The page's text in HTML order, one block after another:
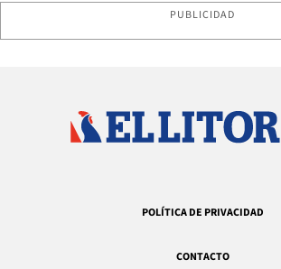
PUBLICIDAD
POLÍTICA DE PRIVACIDAD
CONTACTO